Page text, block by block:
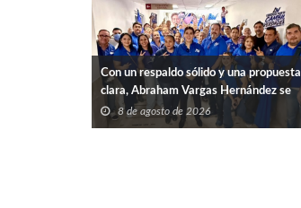
Con un respaldo sólido y una propuesta
clara, Abraham Vargas Hernández se
perfila como una opción renovadora
para liderar el SNTISSSTE en
8 de agosto de 2026